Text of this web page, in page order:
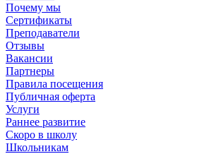
Почему мы
Сертификаты
Преподаватели
Отзывы
Вакансии
Партнеры
Правила посещения
Публичная оферта
Услуги
Раннее развитие
Скоро в школу
Школьникам